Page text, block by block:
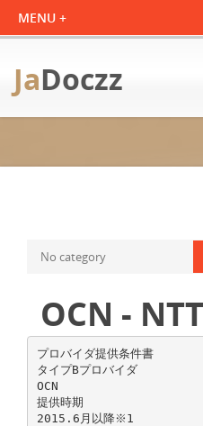
JaDoczz
No category
OCN -
プロバイダ提供条件書
タイプBプロバイダ
OCN
提供時期
2015.6月以降※1